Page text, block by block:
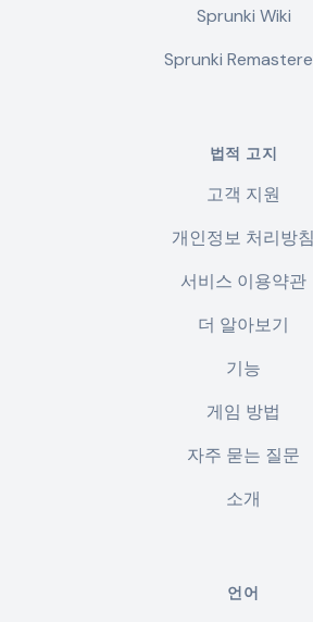
Sprunki Wiki
Sprunki
법적 고지
고객 지원
개인정보 처리방침
서비스 이용약관
더 알아보기
기능
게임 방법
자주 묻는 질문
소개
언어